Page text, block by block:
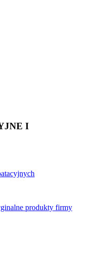
I
produkty firmy